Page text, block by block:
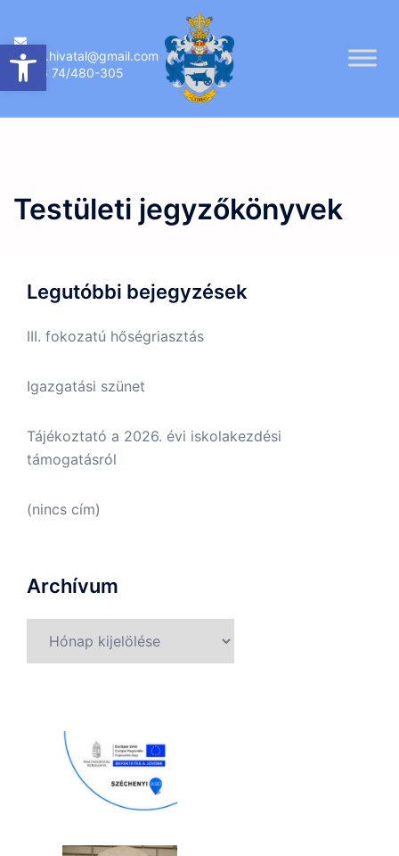
Eszköztár megnyitása
content
ujireg.hivatal@gmail.com
06 74/480-305
Testületi jegyzőkönyvek
Legutóbbi bejegyzések
III. fokozatú hőségriasztás
Igazgatási szünet
Tájékoztató a 2026. évi iskolakezdési
támogatásról
(nincs cím)
Archívum